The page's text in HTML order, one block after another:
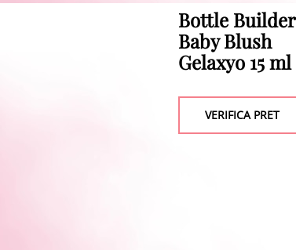
Bottle Builder
Baby Blush
Gelaxyo 15 ml
VERIFICA PRET